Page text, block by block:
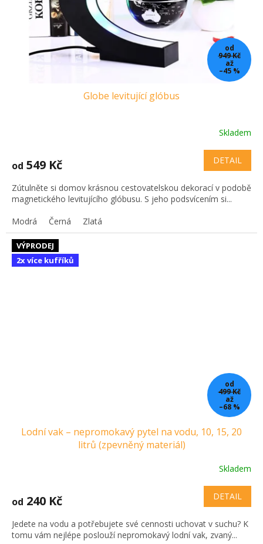
od
949 Kč
až
–45 %
Globe levitující glóbus
Skladem
od 549 Kč DETAIL
Zútulněte si domov krásnou cestovatelskou dekorací v podobě
magnetického levitujícího glóbusu. S jeho podsvícením si...
Modrá
Černá Zlatá
VÝPRODEJ
2x více kufříků
od
499 Kč
až
–68 %
Lodní vak – nepromokavý pytel na vodu, 10, 15, 20
litrů (zpevněný materiál)
Skladem
od 240 Kč DETAIL
Jedete na vodu a potřebujete své cennosti uchovat v suchu? K
tomu vám nejlépe poslouží nepromokavý lodní vak, zvaný...